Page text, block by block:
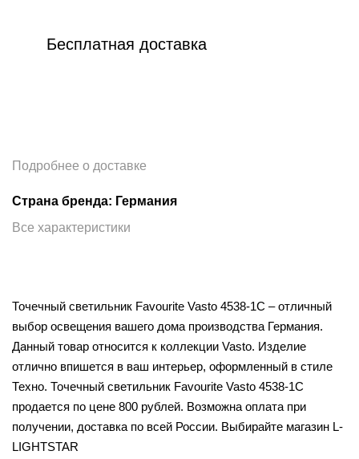
Бесплатная доставка
Подробнее о доставке
Страна бренда: Германия
Все характеристики
Точечный светильник Favourite Vasto 4538-1C – отличный
выбор освещения вашего дома производства Германия.
Данный товар относится к коллекции Vasto. Изделие
отлично впишется в ваш интерьер, оформленный в стиле
Техно. Точечный светильник Favourite Vasto 4538-1C
продается по цене 800 рублей. Возможна оплата при
получении, доставка по всей России. Выбирайте магазин L-
LIGHTSTAR